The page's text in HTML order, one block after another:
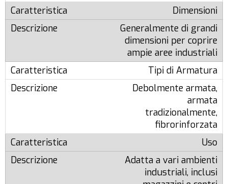
Dimensioni
Generalmente di grandi
dimensioni per coprire
ampie aree industriali
Tipi di Armatura
Debolmente armata,
armata
tradizionalmente,
fibrorinforzata
Uso
Adatta a vari ambienti
industriali, inclusi